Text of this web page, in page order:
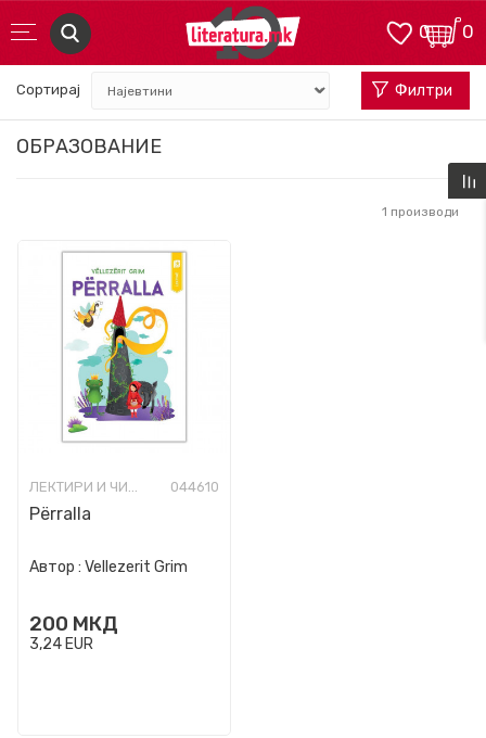
0
0
ОБРАЗОВАНИЕ
Сортирај Филтри
1 производи
ЛЕКТИРИ И ЧИТАНКИ ЗА ОСНОВНО ОБРАЗОВАНИЕ 044610
Përralla
Автор : Vellezerit Grim
200 МКД
3,24 EUR